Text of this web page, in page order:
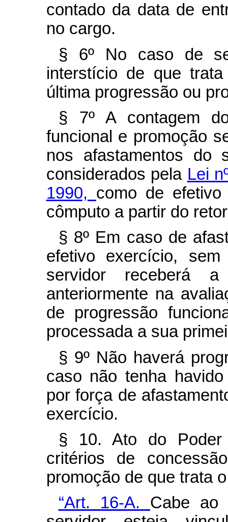
contado da data de
no cargo.
§ 6º No caso de
interstício de que
última progressão ou
§ 7º A contagem
funcional e promoção
nos afastamentos do
considerados pela Lei
1990, como de
cômputo a partir do
§ 8º Em caso de
efetivo exercício,
servidor receberá
anteriormente na
de progressão
processada a sua
§ 9º Não haverá
caso não tenha
por força de
exercício.
§ 10. Ato do Poder
critérios de
promoção de que trata
“Art. 16-A. Cabe ao